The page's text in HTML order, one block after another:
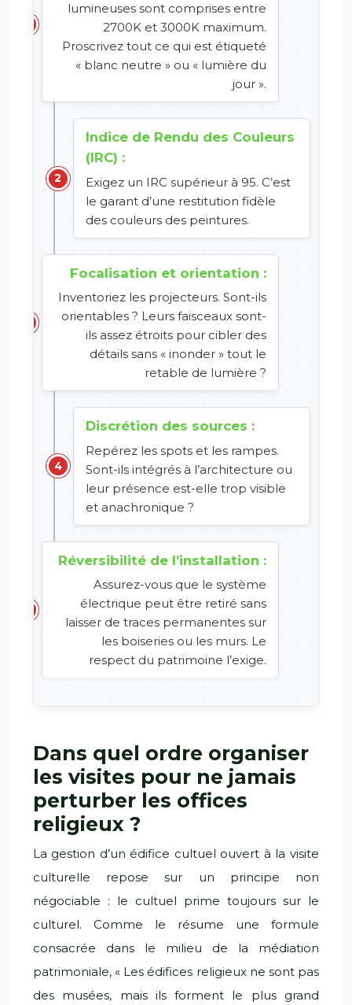
lumineuses sont comprises entre
2700K et 3000K maximum.
Proscrivez tout ce qui est étiqueté
« blanc neutre » ou « lumière du
jour ».
Indice de Rendu des Couleurs
(IRC) :
Exigez un IRC supérieur à 95. C’est
le garant d’une restitution fidèle
des couleurs des peintures.
Focalisation et orientation :
Inventoriez les projecteurs. Sont-ils
orientables ? Leurs faisceaux sont-
ils assez étroits pour cibler des
détails sans « inonder » tout le
retable de lumière ?
Discrétion des sources :
Repérez les spots et les rampes.
Sont-ils intégrés à l’architecture ou
leur présence est-elle trop visible
et anachronique ?
Réversibilité de l’installation :
Assurez-vous que le système
électrique peut être retiré sans
laisser de traces permanentes sur
les boiseries ou les murs. Le
respect du patrimoine l’exige.
Dans quel ordre organiser
les visites pour ne jamais
perturber les offices
religieux ?
La gestion d’un édifice cultuel ouvert à la visite
culturelle repose sur un principe non
négociable : le cultuel prime toujours sur le
culturel. Comme le résume une formule
consacrée dans le milieu de la médiation
patrimoniale, « Les édifices religieux ne sont pas
des musées, mais ils forment le plus grand